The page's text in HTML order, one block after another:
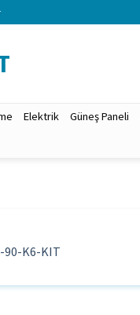
Elektrik Güneş Paneli